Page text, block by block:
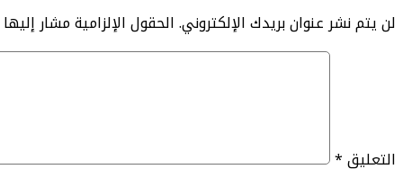
لن يتم نشر عنوان بريدك الإلكتروني.الحقول الإلزامية مشار إليها
التعليق*